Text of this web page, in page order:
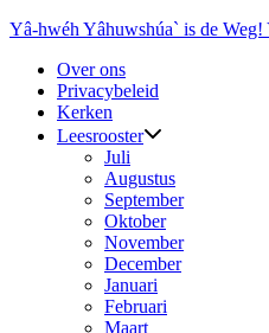
Ga
inhoud
Yâ-hwéh Yâhuwshúa` is de
Over ons
Privacybeleid
Kerken
Leesrooster
Juli
Augustus
September
Oktober
November
December
Januari
Februari
Maart